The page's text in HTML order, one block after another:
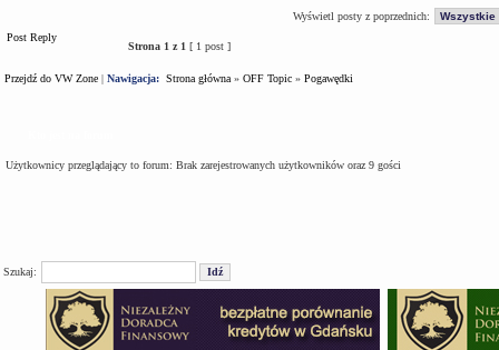
Wyświetl posty z poprzednich:
Post Reply
Strona 1 z 1 [ 1 post ]
Przejdź do VW Zone | Nawigacja: Strona główna » OFF Topic » Pogawędki
Użytkownicy przeglądający to forum: Brak zarejestrowanych użytkowników oraz 9 gości
Szukaj: